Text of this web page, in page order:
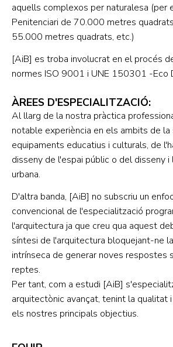
aquells complexos per naturalesa (per
Penitenciari de 70.000 metres
55.000 metres quadrats, etc.)
[AiB] es troba involucrat en el procés
normes ISO 9001 i UNE 150301 -Eco
ÀREES D'ESPECIALITZACIÓ:
Al llarg de la nostra pràctica
notable experiència en els ambits de la
equipaments educatius i culturals, de
disseny de l'espai públic o del disseny i
urbana.
D'altra banda, [AiB] no subscriu un
convencional de l'especialització
l'arquitectura ja que creu qua aquest
síntesi de l'arquitectura bloquejant-ne
intrínseca de generar noves respostes
reptes.
Per tant, com a estudi [AiB]
arquitectònic avançat, tenint la qualitat
els nostres principals objectius.